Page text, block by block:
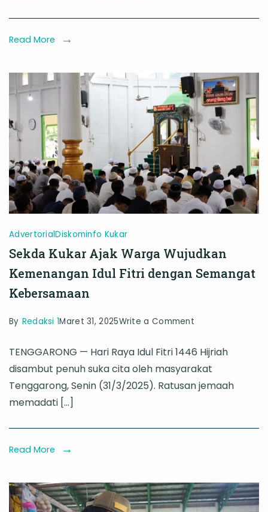
Resmi
Kukar:
Momentum
Pembentukan
Karakter
Generasi
Muda
Read More
AdvertorialDiskominfo Kukar
Sekda Kukar Ajak Warga Wujudkan
Kemenangan Idul Fitri dengan Semangat
Kebersamaan
By Redaksi 1Maret 31, 2025Write a Comment
Kukar
Ajak
Warga
Kemenangan
dengan
Semangat
TENGGARONG — Hari Raya Idul Fitri 1446 Hijriah
disambut penuh suka cita oleh masyarakat
Tenggarong, Senin (31/3/2025). Ratusan jemaah
memadati […]
Read More